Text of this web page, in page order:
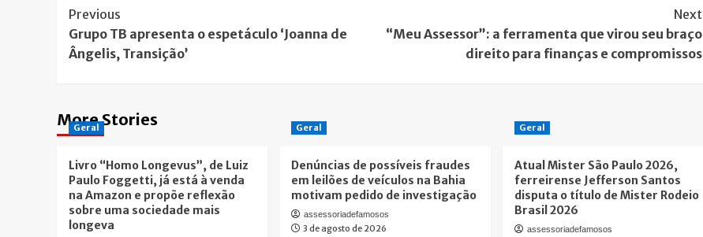
Post
Navigation
Previous
Grupo TB apresenta o espetáculo ‘Joanna de
Ângelis, Transição’
Next
“Meu Assessor”: a ferramenta que virou seu braço
direito para finanças e compromissos
More Stories
Geral
Livro “Homo Longevus”, de Luiz
Paulo Foggetti, já está à venda
na Amazon e propõe reflexão
sobre uma sociedade mais
longeva
Geral
Denúncias de possíveis fraudes
em leilões de veículos na Bahia
motivam pedido de investigação
assessoriadefamosos
3 de agosto de 2026
Geral
Atual Mister São Paulo 2026,
ferreirense Jefferson Santos
disputa o título de Mister Rodeio
Brasil 2026
assessoriadefamosos